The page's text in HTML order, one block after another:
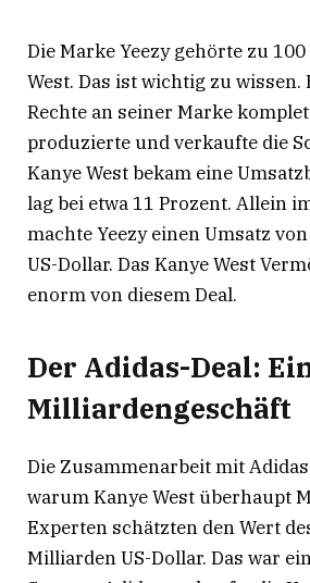
Die Marke Yeezy gehörte zu
West. Das ist wichtig zu wissen.
Rechte an seiner Marke
produzierte und verkaufte die
Kanye West bekam eine
lag bei etwa 11 Prozent. Allein
machte Yeezy einen Umsatz
US-Dollar. Das Kanye West
enorm von diesem Deal.
Der Adidas-Deal:
Milliardengeschäft
Die Zusammenarbeit mit
warum Kanye West überhaupt
Experten schätzten den Wert
Milliarden US-Dollar. Das war